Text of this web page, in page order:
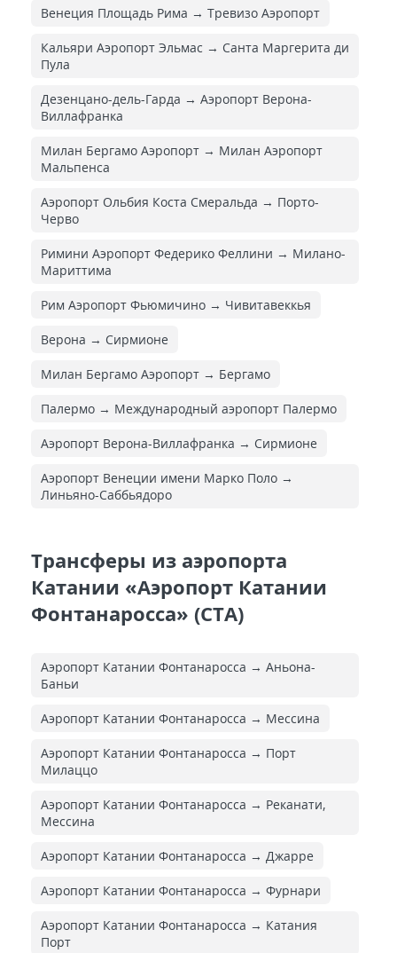
Венеция Площадь Рима → Тревизо Аэропорт
Кальяри Аэропорт Эльмас → Санта Маргерита ди
Пула
Дезенцано-дель-Гарда → Аэропорт Верона-
Виллафранка
Милан Бергамо Аэропорт → Милан Аэропорт
Мальпенса
Аэропорт Ольбия Коста Смеральда → Порто-
Черво
Римини Аэропорт Федерико Феллини → Милано-
Мариттима
Рим Аэропорт Фьюмичино → Чивитавеккья
Верона → Сирмионе
Милан Бергамо Аэропорт → Бергамо
Палермо → Международный аэропорт Палермо
Аэропорт Верона-Виллафранка → Сирмионе
Аэропорт Венеции имени Марко Поло →
Линьяно-Саббьядоро
Трансферы из аэропорта
Катании «Аэропорт Катании
Фонтанаросса» (CTA)
Аэропорт Катании Фонтанаросса → Аньона-
Баньи
Аэропорт Катании Фонтанаросса → Мессина
Аэропорт Катании Фонтанаросса → Порт
Милаццо
Аэропорт Катании Фонтанаросса → Реканати,
Мессина
Аэропорт Катании Фонтанаросса → Джарре
Аэропорт Катании Фонтанаросса → Фурнари
Аэропорт Катании Фонтанаросса → Катания
Порт